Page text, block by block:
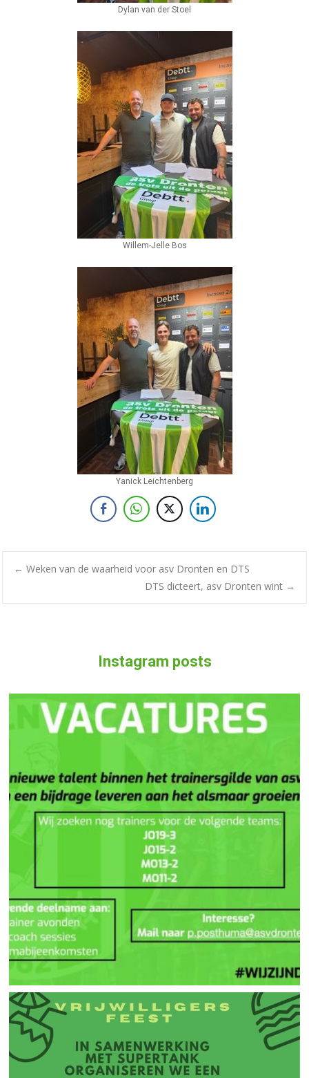
Dylan van der Stoel
Willem-Jelle Bos
Yanick Leichtenberg
← Weken van de waarheid voor asv Dronten en DTS
DTS dicteert, asv Dronten wint →
Instagram posts